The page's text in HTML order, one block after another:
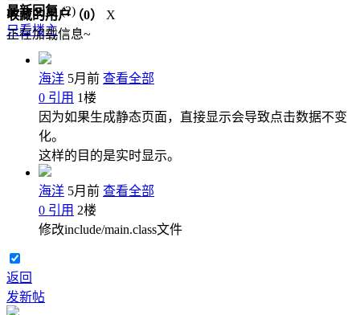
收藏的用户（0）
X
正在加载信息~
最新回复(2)
只看楼主
海洋 5月前 查看全部
0 引用 1楼
因为如果生成静态页面，直接显示会导致点击数据不变
化。
这样的目的是实时显示。
海洋 5月前 查看全部
0 引用 2楼
修改include/main.class文件
返回
发新帖